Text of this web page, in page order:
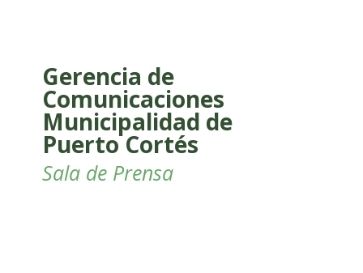
Gerencia de
Comunicaciones
Municipalidad de
Puerto Cortés
Sala de Prensa